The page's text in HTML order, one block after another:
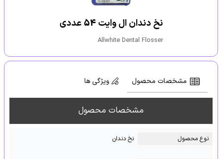
نخ دندان ال وایت 54 عددی
Allwhite Dental Flosser
مشخصات محصول ویژگی ها
مشخصات محصول
نوع محصول نخ دندان